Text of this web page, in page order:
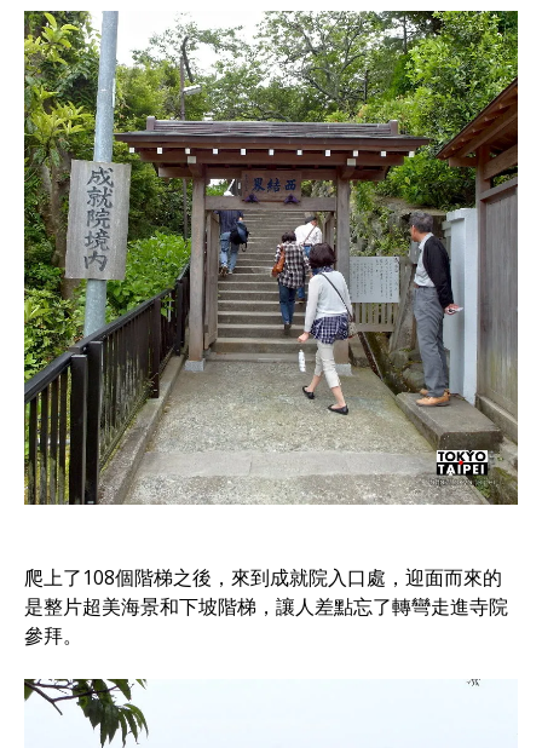
爬上了108個階梯之後，來到成就院入口處，迎面而來的
是整片超美海景和下坡階梯，讓人差點忘了轉彎走進寺院
參拜。